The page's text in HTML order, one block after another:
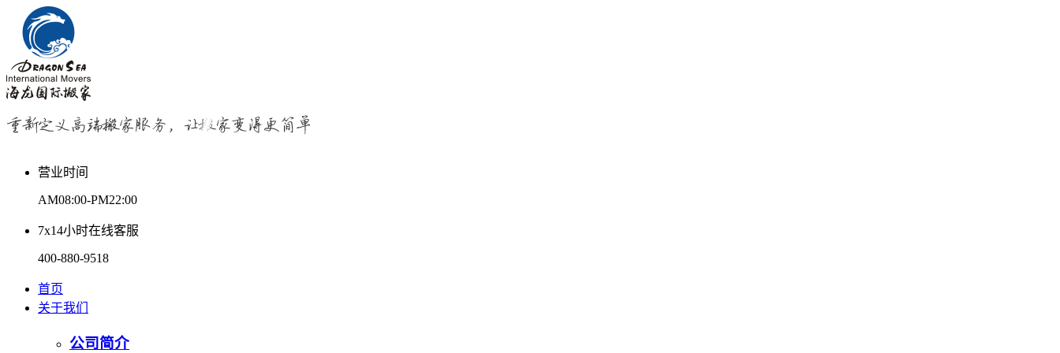
营业时间
AM08:00-PM22:00
7x14小时在线客服
400-880-9518
首页
关于我们
公司简介